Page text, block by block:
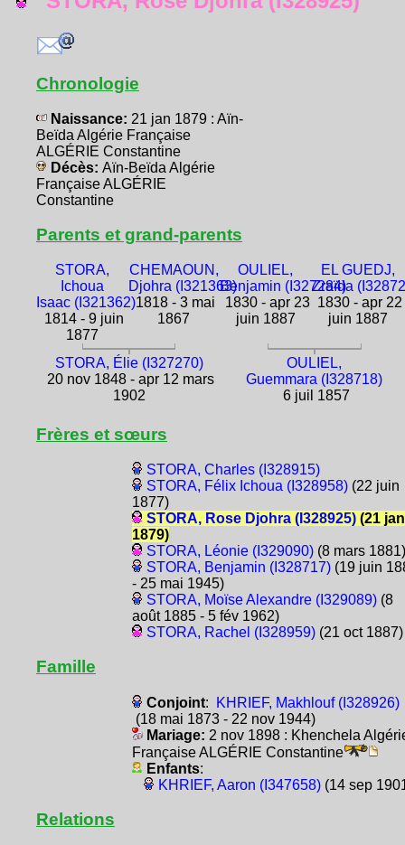
Chronologie
Naissance: 21 jan 1879 : Aïn-
Beïda Algérie Française
ALGÉRIE Constantine
Décès: Aïn-Beïda Algérie
Française ALGÉRIE
Constantine
Parents et grand-parents
STORA,
Ichoua
Isaac (I321362)
1814 - 9 juin
1877
CHEMAOUN,
Djohra (I321363)
1818 - 3 mai
1867
OULIEL,
Benjamin (I327284)
1830 - apr 23
juin 1887
EL GUEDJ,
Zraïda
1830 - apr 22
juin 1887
STORA, Élie (I327270)
20 nov 1848 - apr 12 mars
1902
OULIEL,
Guemmara (I328718)
6 juil 1857
Frères et sœurs
STORA, Charles (I328915)
STORA, Félix Ichoua (I328958)(22 juin
1877)
STORA, Rose Djohra (I328925)(21 jan
1879)
STORA, Léonie (I329090)(8 mars 1881)
STORA, Benjamin (I328717)(19 juin
- 25 mai 1945)
STORA, Moïse Alexandre (I329089)(8
août 1885 - 5 fév 1962)
STORA, Rachel (I328959)(21 oct 1887)
Famille
Conjoint:
KHRIEF, Makhlouf (I328926)
(18 mai 1873 - 22 nov 1944)
Mariage: 2 nov 1898 : Khenchela
Française ALGÉRIE Constantine
Enfants:
KHRIEF, Aaron (I347658)(14 sep
Relations